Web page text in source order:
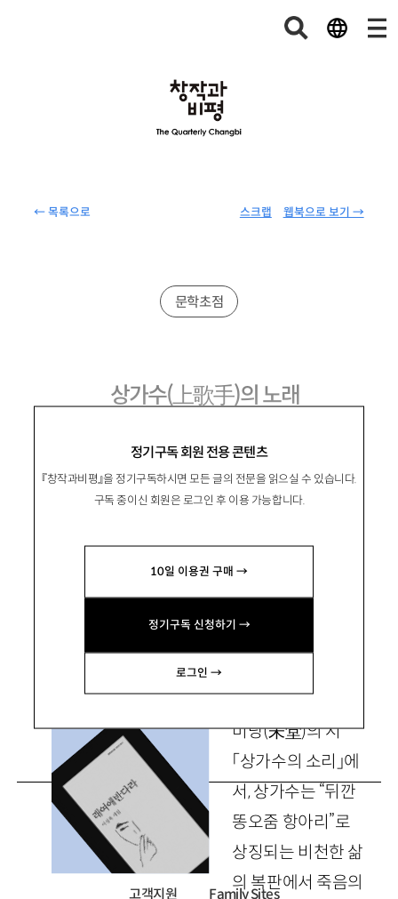
← 목록으로 웹북으로 보기 →
스크랩
정기구독 회원 전용 콘텐츠
『창작과비평』을 정기구독하시면 모든 글의 전문을 읽으실 수 있습니다.
구독 중이신 회원은 로그인 후 이용 가능합니다.
10일 이용권 구매 →
정기구독 신청하기 →
로그인 →
문학초점
상가수(上歌手)의 노래
李起聖
시인, 평론가. 시집으로 『불쑥 내민 손』 『타일의
미당(未堂)의 시
「상가수의 소리」에
서, 상가수는 “뒤깐
똥오줌 항아리”로
상징되는 비천한 삶
의 복판에서 죽음의
고객지원 Family Sites